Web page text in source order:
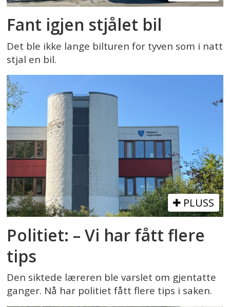
Fant igjen stjålet bil
Det ble ikke lange bilturen for tyven som i natt
stjal en bil.
PLUSS
Politiet: – Vi har fått flere
tips
Den siktede læreren ble varslet om gjentatte
ganger. Nå har politiet fått flere tips i saken.